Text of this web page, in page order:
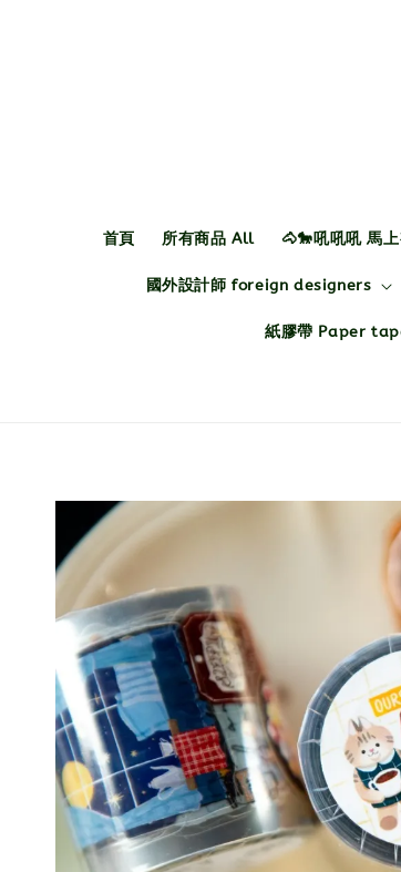
首頁 所有商品 All 🐴🐎吼吼吼 馬上
國外設計師 foreign designers
紙膠帶 Paper